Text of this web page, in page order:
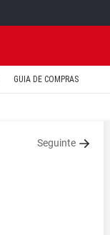
GUIA DE COMPRAS
Seguinte